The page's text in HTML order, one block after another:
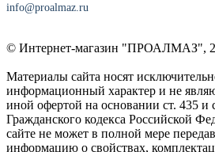
info@proalmaz.ru
© Интернет-магазин "ПРОАЛМАЗ",
Материалы сайта носят
информационный характер и не
иной офертой на основании ст. 435 и
Гражданского кодекса Российской
сайте не может в полной мере
информацию о свойствах,